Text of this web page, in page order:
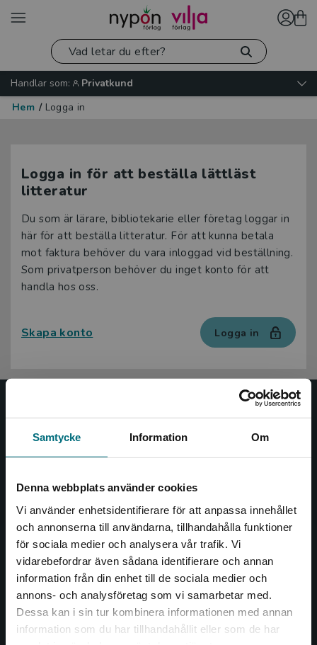
Samtycke Information Om
Denna webbplats använder cookies
Vi använder enhetsidentifierare för att anpassa innehållet
och annonserna till användarna, tillhandahålla funktioner
för sociala medier och analysera vår trafik. Vi
vidarebefordrar även sådana identifierare och annan
information från din enhet till de sociala medier och
annons- och analysföretag som vi samarbetar med.
Dessa kan i sin tur kombinera informationen med annan
information som du har tillhandahållit eller som de har
Begränsad fraktregion
Det verkar som att du besöker
Handlar som:
Privatkund
Hem / Logga in
Logga in för att beställa lättläst
litteratur
Du som är lärare, bibliotekarie eller företag loggar in
här för att beställa litteratur. För att kunna betala
mot faktura behöver du vara inloggad vid beställning.
Som privatperson behöver du inget konto för att
handla hos oss.
Skapa konto Logga in
Nypon och Vilja
Nypon och Vilja förlag ger ut böcker som väcker läslust
såväl barn som vuxna.
Nypon och Vilja förlag är en del av Studentlitteratur.
Kontakta oss
Kontakta oss
046-31 20 00
Box 141